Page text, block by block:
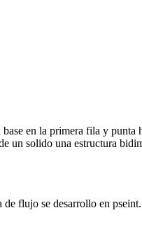
en la primera fila y
un solido una estructura
flujo se desarrollo en pseint.